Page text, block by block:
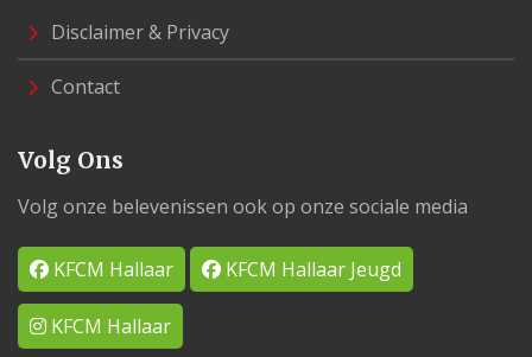
Disclaimer & Privacy
Contact
Volg Ons
Volg onze belevenissen ook op onze sociale media
KFCM Hallaar KFCM Hallaar Jeugd
KFCM Hallaar